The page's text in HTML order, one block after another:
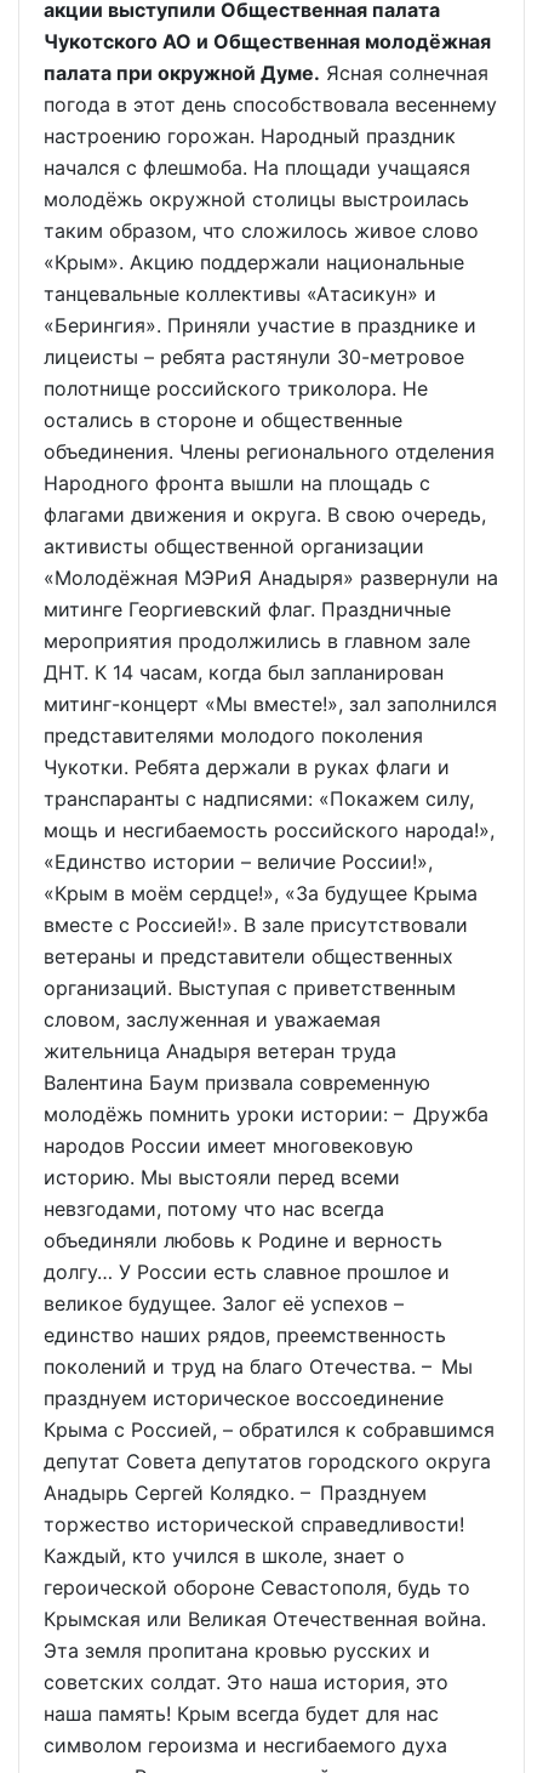
акции выступили Общественная палата
Чукотского АО и Общественная молодёжная
палата при окружной Думе. Ясная солнечная
погода в этот день способствовала весеннему
настроению горожан. Народный праздник
начался с флешмоба. На площади учащаяся
молодёжь окружной столицы выстроилась
таким образом, что сложилось живое слово
«Крым». Акцию поддержали национальные
танцевальные коллективы «Атасикун» и
«Берингия». Приняли участие в празднике и
лицеисты – ребята растянули 30-метровое
полотнище российского триколора. Не
остались в стороне и общественные
объединения. Члены регионального отделения
Народного фронта вышли на площадь с
флагами движения и округа. В свою очередь,
активисты общественной организации
«Молодёжная МЭРиЯ Анадыря» развернули на
митинге Георгиевский флаг. Праздничные
мероприятия продолжились в главном зале
ДНТ. К 14 часам, когда был запланирован
митинг-концерт «Мы вместе!», зал заполнился
представителями молодого поколения
Чукотки. Ребята держали в руках флаги и
транспаранты с надписями: «Покажем силу,
мощь и несгибаемость российского народа!»,
«Единство истории – величие России!»,
«Крым в моём сердце!», «За будущее Крыма
вместе с Россией!». В зале присутствовали
ветераны и представители общественных
организаций. Выступая с приветственным
словом, заслуженная и уважаемая
жительница Анадыря ветеран труда
Валентина Баум призвала современную
молодёжь помнить уроки истории: – Дружба
народов России имеет многовековую
историю. Мы выстояли перед всеми
невзгодами, потому что нас всегда
объединяли любовь к Родине и верность
долгу… У России есть славное прошлое и
великое будущее. Залог её успехов –
единство наших рядов, преемственность
поколений и труд на благо Отечества. – Мы
празднуем историческое воссоединение
Крыма с Россией, – обратился к собравшимся
депутат Совета депутатов городского округа
Анадырь Сергей Колядко. – Празднуем
торжество исторической справедливости!
Каждый, кто учился в школе, знает о
героической обороне Севастополя, будь то
Крымская или Великая Отечественная война.
Эта земля пропитана кровью русских и
советских солдат. Это наша история, это
наша память! Крым всегда будет для нас
символом героизма и несгибаемого духа